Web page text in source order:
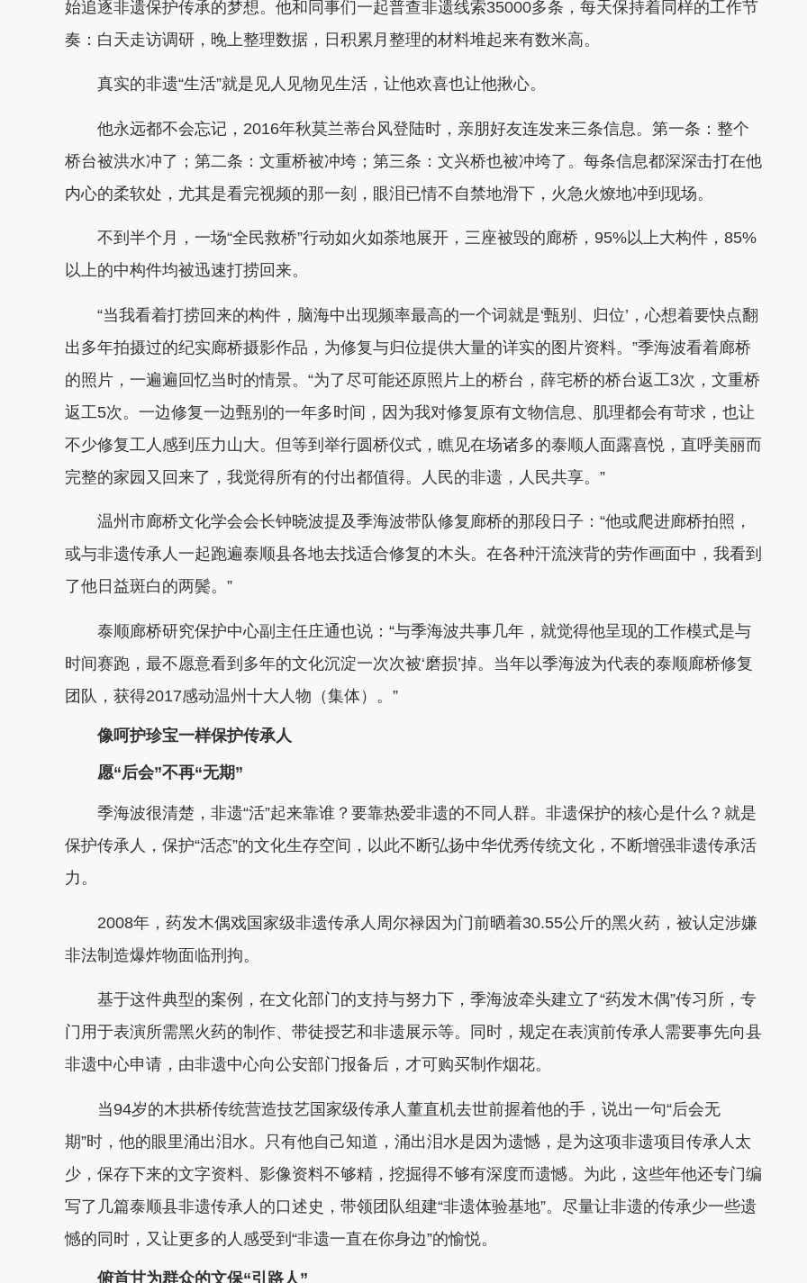
始追逐非遗保护传承的梦想。他和同事们一起普查非遗线索35000多条，每天保持着同样的工作节
奏：白天走访调研，晚上整理数据，日积累月整理的材料堆起来有数米高。
真实的非遗“生活”就是见人见物见生活，让他欢喜也让他揪心。
他永远都不会忘记，2016年秋莫兰蒂台风登陆时，亲朋好友连发来三条信息。第一条：整个
桥台被洪水冲了；第二条：文重桥被冲垮；第三条：文兴桥也被冲垮了。每条信息都深深击打在他
内心的柔软处，尤其是看完视频的那一刻，眼泪已情不自禁地滑下，火急火燎地冲到现场。
不到半个月，一场“全民救桥”行动如火如荼地展开，三座被毁的廊桥，95%以上大构件，85%
以上的中构件均被迅速打捞回来。
“当我看着打捞回来的构件，脑海中出现频率最高的一个词就是‘甄别、归位’，心想着要快点翻
出多年拍摄过的纪实廊桥摄影作品，为修复与归位提供大量的详实的图片资料。”季海波看着廊桥
的照片，一遍遍回忆当时的情景。“为了尽可能还原照片上的桥台，薛宅桥的桥台返工3次，文重桥
返工5次。一边修复一边甄别的一年多时间，因为我对修复原有文物信息、肌理都会有苛求，也让
不少修复工人感到压力山大。但等到举行圆桥仪式，瞧见在场诸多的泰顺人面露喜悦，直呼美丽而
完整的家园又回来了，我觉得所有的付出都值得。人民的非遗，人民共享。”
温州市廊桥文化学会会长钟晓波提及季海波带队修复廊桥的那段日子：“他或爬进廊桥拍照，
或与非遗传承人一起跑遍泰顺县各地去找适合修复的木头。在各种汗流浃背的劳作画面中，我看到
了他日益斑白的两鬓。”
泰顺廊桥研究保护中心副主任庄通也说：“与季海波共事几年，就觉得他呈现的工作模式是与
时间赛跑，最不愿意看到多年的文化沉淀一次次被‘磨损’掉。当年以季海波为代表的泰顺廊桥修复
团队，获得2017感动温州十大人物（集体）。”
像呵护珍宝一样保护传承人
愿“后会”不再“无期”
季海波很清楚，非遗“活”起来靠谁？要靠热爱非遗的不同人群。非遗保护的核心是什么？就是
保护传承人，保护“活态”的文化生存空间，以此不断弘扬中华优秀传统文化，不断增强非遗传承活
力。
2008年，药发木偶戏国家级非遗传承人周尔禄因为门前晒着30.55公斤的黑火药，被认定涉嫌
非法制造爆炸物面临刑拘。
基于这件典型的案例，在文化部门的支持与努力下，季海波牵头建立了“药发木偶”传习所，专
门用于表演所需黑火药的制作、带徒授艺和非遗展示等。同时，规定在表演前传承人需要事先向县
非遗中心申请，由非遗中心向公安部门报备后，才可购买制作烟花。
当94岁的木拱桥传统营造技艺国家级传承人董直机去世前握着他的手，说出一句“后会无
期”时，他的眼里涌出泪水。只有他自己知道，涌出泪水是因为遗憾，是为这项非遗项目传承人太
少，保存下来的文字资料、影像资料不够精，挖掘得不够有深度而遗憾。为此，这些年他还专门编
写了几篇泰顺县非遗传承人的口述史，带领团队组建“非遗体验基地”。尽量让非遗的传承少一些遗
憾的同时，又让更多的人感受到“非遗一直在你身边”的愉悦。
俯首甘为群众的文保“引路人”